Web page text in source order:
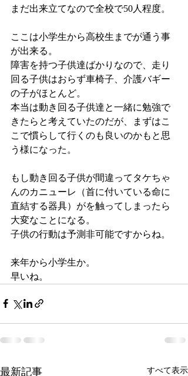
まだ出来立てなので全校で50人程度。
ここは小学生から高校生までが通う事
が出来る。
障害を持つ子供達ばかりなので、走り
回る子供はおらず車椅子、介護バギー
の子がほとんど。
本当は動き回る子供達と一緒に勉強で
きたらと考えていたのだが、まずはこ
こで慣らして行くのも良いのかもと思
う様になった。
もし動き回る子供が間違ってタケちゃ
んのカニューレ（首に付いている命に
直結する器具）がを触ってしまったら
大変なことになる。
子供の行動は予測非可能ですからね。
来年から小学生か。
早いね。
最新記事 すべて表示